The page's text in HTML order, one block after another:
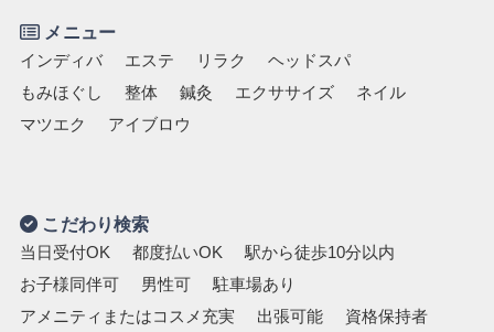
メニュー
インディバ エステ リラク
ヘッドスパ
もみほぐし
整体 鍼灸 エクササイズ
ネイル
マツエク
アイブロウ
こだわり検索
当日受付OK 都度払いOK
駅から徒歩10分以内
お子様同伴可
男性可
駐車場あり
アメニティまたはコスメ充実
出張可能
資格保持者